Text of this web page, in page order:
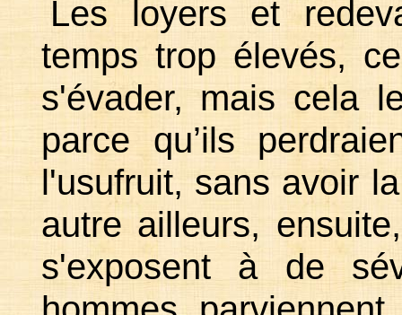
Les loyers et
temps trop élevés,
s'évader, mais cela
parce qu’ils
l'usufruit, sans avoir
autre ailleurs,
s'exposent à de